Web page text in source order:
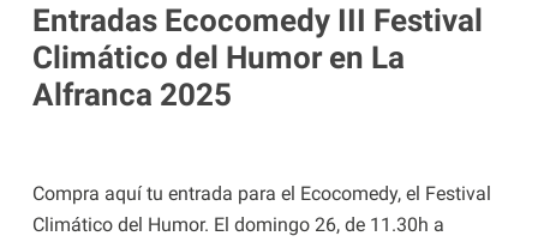
Entradas Ecocomedy III Festival
Climático del Humor en La
Alfranca 2025
Compra aquí tu entrada para el Ecocomedy, el Festival
Climático del Humor. El domingo 26, de 11.30h a